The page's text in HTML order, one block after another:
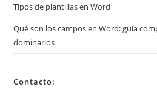
Tipos de plantillas en Word
Qué son los campos en Word: guía
dominarlos
Contacto: